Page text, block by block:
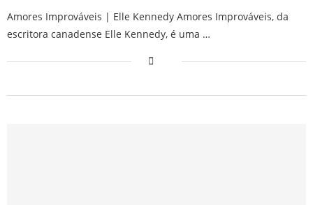
Amores Improváveis | Elle Kennedy Amores Improváveis, da
escritora canadense Elle Kennedy, é uma …